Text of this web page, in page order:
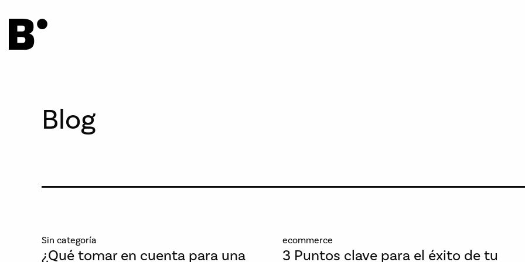
Blog
Sin categoría
¿Qué tomar en cuenta para una
ecommerce
3 Puntos clave para el éxito de tu